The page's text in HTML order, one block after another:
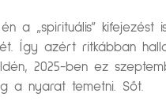
„spirituális” kifejezést
azért ritkábban
2025-ben ez
a nyarat temetni. Sőt.